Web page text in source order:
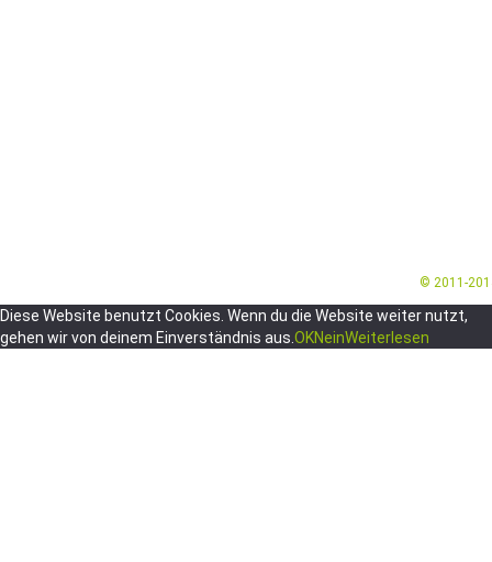
© 2011-
Diese Website benutzt Cookies. Wenn du die Website weiter nutzt,
gehen wir von deinem Einverständnis aus. OKNeinWeiterlesen